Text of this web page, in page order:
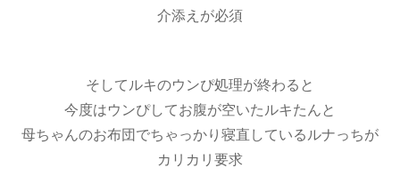
介添えが必須
そしてルキのウンぴ処理が終わると
今度はウンぴしてお腹が空いたルキたんと
母ちゃんのお布団でちゃっかり寝直しているルナっちが
カリカリ要求